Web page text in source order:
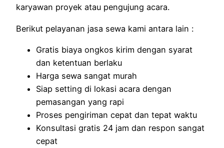
karyawan proyek atau pengujung acara.
Berikut pelayanan jasa sewa kami antara lain :
Gratis biaya ongkos kirim dengan syarat
dan ketentuan berlaku
Harga sewa sangat murah
Siap setting di lokasi acara dengan
pemasangan yang rapi
Proses pengiriman cepat dan tepat waktu
Konsultasi gratis 24 jam dan respon sangat
cepat